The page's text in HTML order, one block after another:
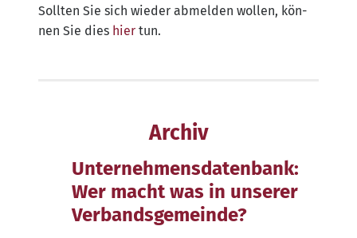
Soll­ten Sie sich wie­der abmel­den wol­len, kön­
nen Sie dies hier tun.
Archiv
Unternehmensdatenbank:
Wer macht was in unserer
Verbandsgemeinde?